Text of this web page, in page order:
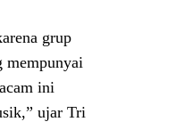
grup
mempunyai
ini
ujar Tri